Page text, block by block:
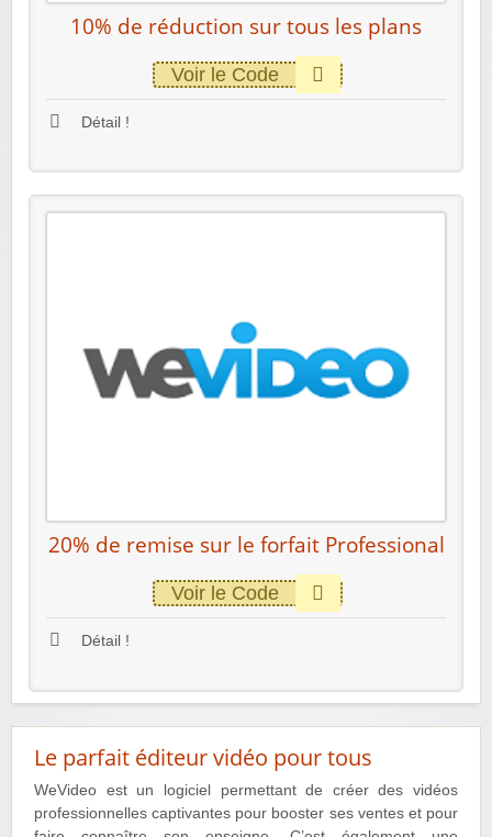
10% de réduction sur tous les plans
Voir le Code
Détail !
20% de remise sur le forfait Professional
Voir le Code
Détail !
Le parfait éditeur vidéo pour tous
WeVideo est un logiciel permettant de créer des vidéos
professionnelles captivantes pour booster ses ventes et pour